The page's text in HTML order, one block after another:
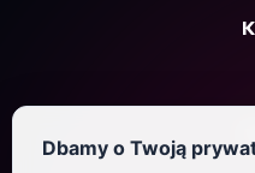
Dbamy o Twoją